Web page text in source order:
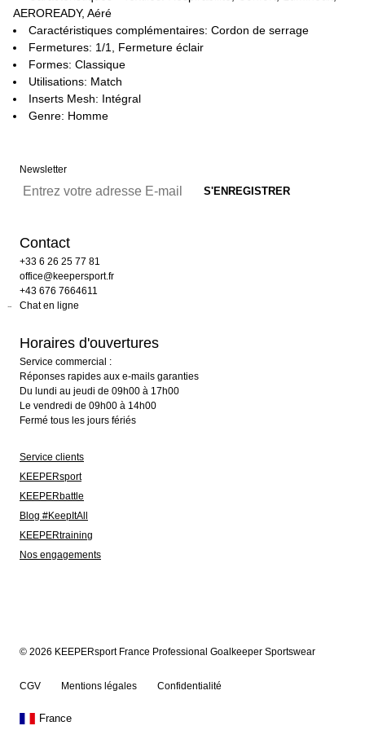
AEROREADY, Aéré
Caractéristiques complémentaires: Cordon de serrage
Fermetures: 1/1, Fermeture éclair
Formes: Classique
Utilisations: Match
Inserts Mesh: Intégral
Genre: Homme
Newsletter
Contact
+33 6 26 25 77 81
office@keepersport.fr
+43 676 7664611
Chat en ligne
Horaires d'ouvertures
Service commercial :
Réponses rapides aux e-mails garanties
Du lundi au jeudi de 09h00 à 17h00
Le vendredi de 09h00 à 14h00
Fermé tous les jours fériés
Service clients
KEEPERsport
KEEPERbattle
Blog #KeepItAll
KEEPERtraining
Nos engagements
© 2026 KEEPERsport France Professional Goalkeeper Sportswear
CGV Mentions légales Confidentialité
France